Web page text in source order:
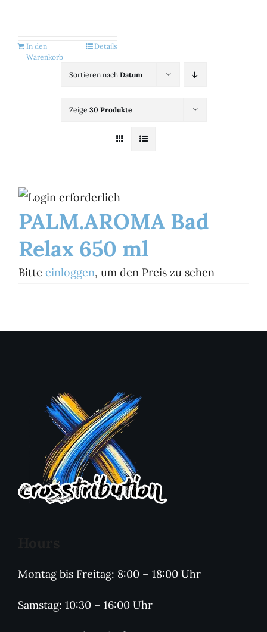
Brands
B2B-Shop
Sortieren nach Datum
Zeige 30 Produkte
PALM.AROMA Bad
Relax 650 ml
Bitte einloggen, um den Preis zu sehen
In den
Warenkorb
Details
Montag bis Freitag: 8:00 – 18:00 Uhr
Samstag: 10:30 – 16:00 Uhr